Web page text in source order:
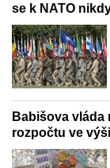
se k NATO
Babišova
rozpočtu ve